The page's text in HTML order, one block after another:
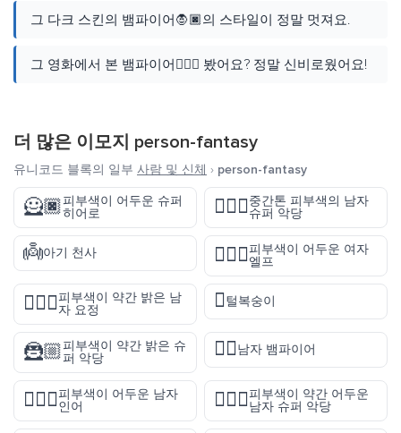
그 다크 스킨의 뱀파이어🧛🏿의 스타일이 정말 멋져요.
그 영화에서 본 뱀파이어🧛🏿‍♂️ 봤어요? 정말 신비로웠어요!
더 많은 이모지 person-fantasy
유니코드 블록의 일부 사람 및 신체 › person-fantasy
🦸🏿피부색이 어두운 슈퍼
히어로
🦹🏽‍♂️중간톤 피부색의 남자
슈퍼 악당
👼아기 천사 🧝🏿‍♀️피부색이 어두운 여자
엘프
🧚🏼‍♂️피부색이 약간 밝은 남
자 요정
🫈털복숭이
🦹🏼피부색이 약간 밝은 슈
퍼 악당
🧛‍♂️남자 뱀파이어
🧜🏿‍♂️피부색이 어두운 남자
인어
🦹🏾‍♂️피부색이 약간 어두운
남자 슈퍼 악당